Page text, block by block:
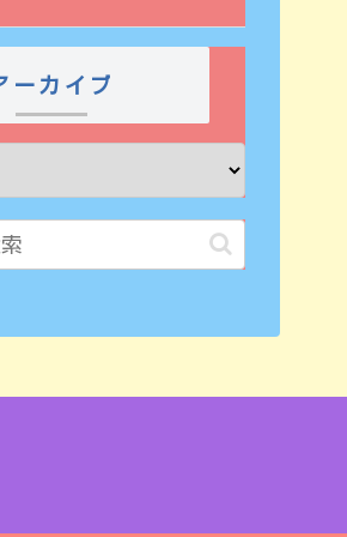
ーカイブ